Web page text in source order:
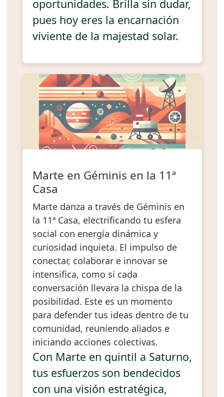
oportunidades. Brilla sin dudar,
pues hoy eres la encarnación
viviente de la majestad solar.
Marte en Géminis en la 11ª
Casa
Marte danza a través de Géminis en
la 11ª Casa, electrificando tu esfera
social con energía dinámica y
curiosidad inquieta. El impulso de
conectar, colaborar e innovar se
intensifica, como si cada
conversación llevara la chispa de la
posibilidad. Este es un momento
para defender tus ideas dentro de tu
comunidad, reuniendo aliados e
iniciando acciones colectivas.
Con Marte en quintil a Saturno,
tus esfuerzos son bendecidos
con una visión estratégica,